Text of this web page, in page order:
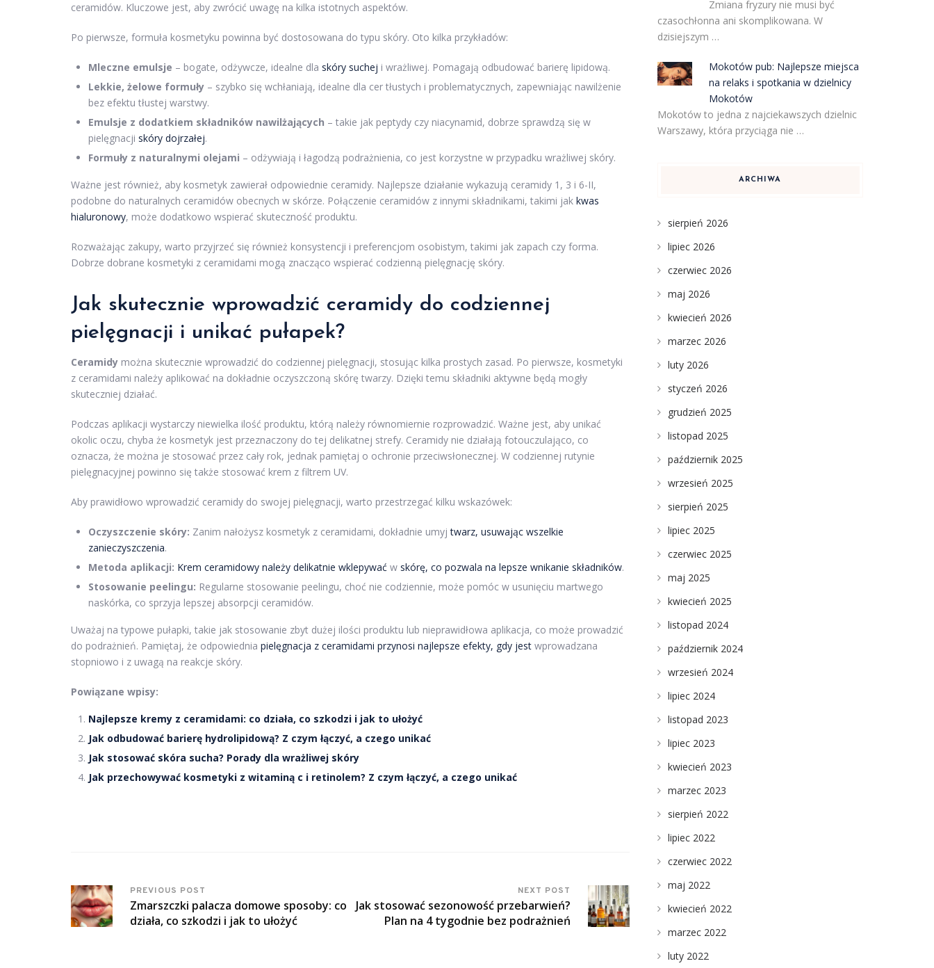
ceramidów. Kluczowe jest, aby zwrócić uwagę na kilka istotnych aspektów.
Po pierwsze, formuła kosmetyku powinna być dostosowana do typu skóry. Oto kilka przykładów:
Mleczne emulsje – bogate, odżywcze, idealne dla skóry suchej i wrażliwej. Pomagają odbudować barierę lipidową.
Lekkie, żelowe formuły – szybko się wchłaniają, idealne dla cer tłustych i problematycznych, zapewniając nawilżenie
bez efektu tłustej warstwy.
Emulsje z dodatkiem składników nawilżających – takie jak peptydy czy niacynamid, dobrze sprawdzą się w
pielęgnacji skóry dojrzałej.
Formuły z naturalnymi olejami – odżywiają i łagodzą podrażnienia, co jest korzystne w przypadku wrażliwej skóry.
Ważne jest również, aby kosmetyk zawierał odpowiednie ceramidy. Najlepsze działanie wykazują ceramidy 1, 3 i 6-II,
podobne do naturalnych ceramidów obecnych w skórze. Połączenie ceramidów z innymi składnikami, takimi jak kwas
hialuronowy, może dodatkowo wspierać skuteczność produktu.
Rozważając zakupy, warto przyjrzeć się również konsystencji i preferencjom osobistym, takimi jak zapach czy forma.
Dobrze dobrane kosmetyki z ceramidami mogą znacząco wspierać codzienną pielęgnację skóry.
Jak skutecznie wprowadzić ceramidy do codziennej
pielęgnacji i unikać pułapek?
Ceramidy można skutecznie wprowadzić do codziennej pielęgnacji, stosując kilka prostych zasad. Po pierwsze, kosmetyki
z ceramidami należy aplikować na dokładnie oczyszczoną skórę twarzy. Dzięki temu składniki aktywne będą mogły
skuteczniej działać.
Podczas aplikacji wystarczy niewielka ilość produktu, którą należy równomiernie rozprowadzić. Ważne jest, aby unikać
okolic oczu, chyba że kosmetyk jest przeznaczony do tej delikatnej strefy. Ceramidy nie działają fotouczulająco, co
oznacza, że można je stosować przez cały rok, jednak pamiętaj o ochronie przeciwsłonecznej. W codziennej rutynie
pielęgnacyjnej powinno się także stosować krem z filtrem UV.
Aby prawidłowo wprowadzić ceramidy do swojej pielęgnacji, warto przestrzegać kilku wskazówek:
Oczyszczenie skóry: Zanim nałożysz kosmetyk z ceramidami, dokładnie umyjtwarz, usuwając wszelkie
zanieczyszczenia.
Metoda aplikacji: Krem ceramidowy należy delikatnie wklepywać w skórę, co pozwala na lepsze wnikanie składników.
Stosowanie peelingu: Regularne stosowanie peelingu, choć nie codziennie, może pomóc w usunięciu martwego
naskórka, co sprzyja lepszej absorpcji ceramidów.
Uważaj na typowe pułapki, takie jak stosowanie zbyt dużej ilości produktu lub nieprawidłowa aplikacja, co może prowadzić
do podrażnień. Pamiętaj, że odpowiednia pielęgnacja z ceramidami przynosi najlepsze efekty, gdy jest wprowadzana
stopniowo i z uwagą na reakcje skóry.
Powiązane wpisy:
Najlepsze kremy z ceramidami: co działa, co szkodzi i jak to ułożyć
Jak odbudować barierę hydrolipidową? Z czym łączyć, a czego unikać
Jak stosować skóra sucha? Porady dla wrażliwej skóry
Jak przechowywać kosmetyki z witaminą c i retinolem? Z czym łączyć, a czego unikać
PREVIOUS POST
Zmarszczki palacza domowe sposoby: co
działa, co szkodzi i jak to ułożyć
NEXT POST
Jak stosować sezonowość przebarwień?
Plan na 4 tygodnie bez podrażnień
Zmiana fryzury nie musi być
czasochłonna ani skomplikowana. W
dzisiejszym …
Mokotów pub: Najlepsze miejsca
na relaks i spotkania w dzielnicy
Mokotów
Mokotów to jedna z najciekawszych dzielnic
Warszawy, która przyciąga nie …
ARCHIWA
sierpień 2026
lipiec 2026
czerwiec 2026
maj 2026
kwiecień 2026
marzec 2026
luty 2026
styczeń 2026
grudzień 2025
listopad 2025
październik 2025
wrzesień 2025
sierpień 2025
lipiec 2025
czerwiec 2025
maj 2025
kwiecień 2025
listopad 2024
październik 2024
wrzesień 2024
lipiec 2024
listopad 2023
lipiec 2023
kwiecień 2023
marzec 2023
sierpień 2022
lipiec 2022
czerwiec 2022
maj 2022
kwiecień 2022
marzec 2022
luty 2022